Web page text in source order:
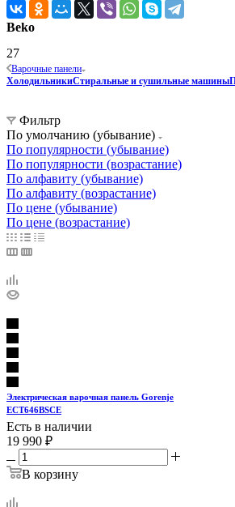
Beko
27
Варочные панели
ХолодильникиСтиральные и сушильные машины
Фильтр
По умолчанию (убывание)
По популярности (убывание)
По популярности (возрастание)
По алфавиту (убывание)
По алфавиту (возрастание)
По цене (убывание)
По цене (возрастание)
Электрическая варочная панель Gorenje
ECT646BSCE
Есть в наличии
19 990 ₽
В корзину